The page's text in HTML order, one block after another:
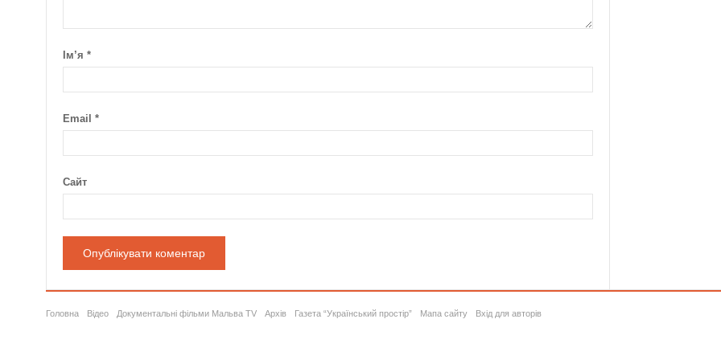
Ім’я *
Email *
Сайт
Головна Відео Документальні фільми Мальва TV Архів Газета “Український простір” Мапа сайту Вхід для авторів